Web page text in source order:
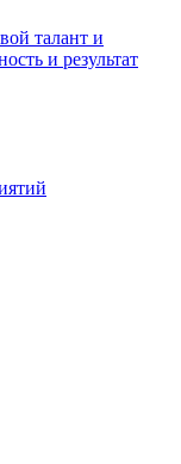
талант и
и результат